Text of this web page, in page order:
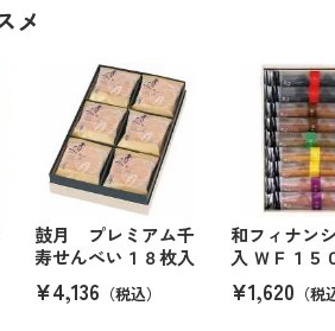
メ
鼓月 プレミアム千
寿せんべい１８枚入
¥4,136 （税込）
和フィナン
入 ＷＦ１５
¥1,620 （税